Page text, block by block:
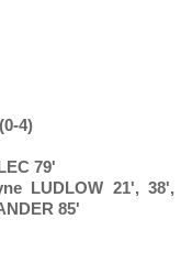
4)
79'
LUDLOW 21', 38',
85'